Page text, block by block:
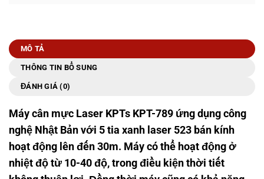
MÔ TẢ
THÔNG TIN BỔ SUNG
ĐÁNH GIÁ (0)
Máy cân mực Laser KPTs KPT-789 ứng dụng công
nghệ Nhật Bản với 5 tia xanh laser 523 bán kính
hoạt động lên đến 30m. Máy có thể hoạt động ở
nhiệt độ từ 10-40 độ, trong điều kiện thời tiết